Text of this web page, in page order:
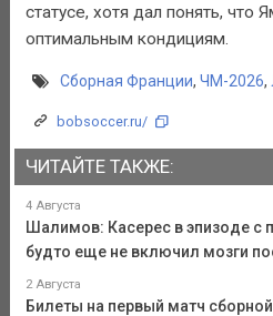
статусе, хотя дал понять, что
оптимальным кондициям.
Сборная Франции, ЧМ-2026,
bobsoccer.ru/
ЧИТАЙТЕ ТАКЖЕ:
4 Августа
Шалимов: Касерес в эпизоде с
будто еще не включил мозги
2 Августа
Билеты на первый матч